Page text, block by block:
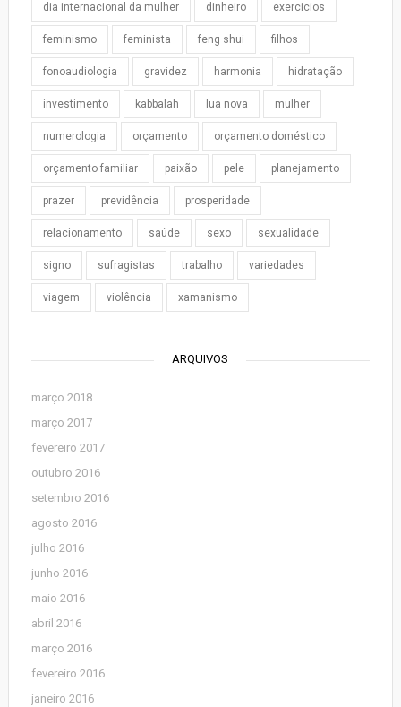
dia internacional da mulher dinheiro exercicios
feminismo feminista feng shui filhos
fonoaudiologia gravidez harmonia hidratação
investimento kabbalah lua nova mulher
numerologia orçamento orçamento doméstico
orçamento familiar paixão pele planejamento
prazer previdência prosperidade
relacionamento saúde sexo sexualidade
signo sufragistas trabalho variedades
viagem violência xamanismo
ARQUIVOS
março 2018
março 2017
fevereiro 2017
outubro 2016
setembro 2016
agosto 2016
julho 2016
junho 2016
maio 2016
abril 2016
março 2016
fevereiro 2016
janeiro 2016